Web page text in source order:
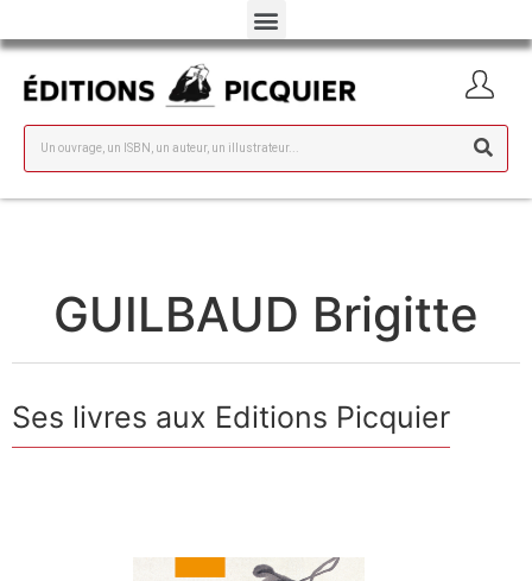
GUILBAUD Brigitte
Ses livres aux Editions Picquier